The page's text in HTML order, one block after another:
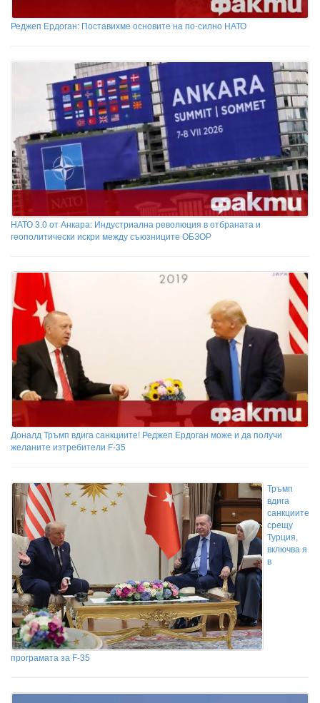
Реджеп Ердоган: Поставихме основите на по-силно НАТО
НАТО 3.0 от Анкара: Индустриална революция в отбраната и
геополитически искри между съюзниците ОБЗОР
Доналд Тръмп вдига санкциите! Реджеп Ердоган може и да получи
желаните изтребители F-35
Тръмп
вдига
санкциите
срещу
Турция,
включва я
в
програмата за F-35